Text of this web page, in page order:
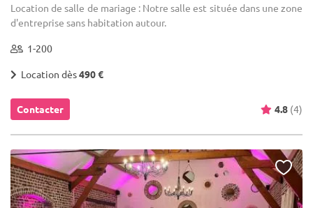
Location de salle de mariage : Notre salle est située dans une zone
d'entreprise sans habitation autour.
1-200
Location dès490 €
Contacter 4.8 (4)